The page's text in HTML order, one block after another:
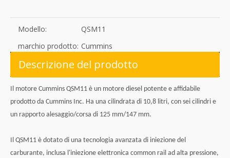
Modello:
QSM11
marchio prodotto: Cummins
Descrizione del prodotto
Il motore Cummins QSM11 è un motore diesel potente e affidabile
prodotto da Cummins Inc. Ha una cilindrata di 10,8 litri, con sei cilindri e
un rapporto alesaggio/corsa di 125 mm/147 mm.
Il QSM11 è dotato di una tecnologia avanzata di iniezione del
carburante, inclusa l'iniezione elettronica common rail ad alta pressione,